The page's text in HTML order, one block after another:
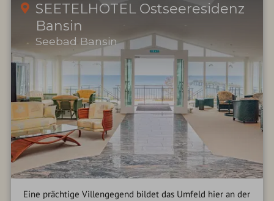
SEETELHOTEL Ostseeresidenz
Bansin
Seebad Bansin
Eine prächtige Villengegend bildet das Umfeld hier an der